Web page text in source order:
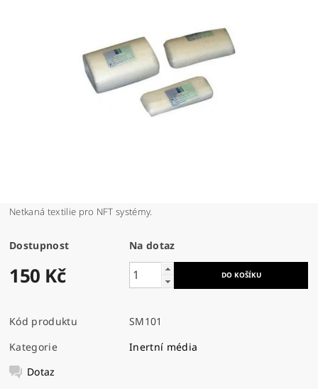
Netkaná textilie pro NFT systémy.
Dostupnost Na dotaz
150 Kč
Kód produktu
SM101
Kategorie
Inertní média
Dotaz